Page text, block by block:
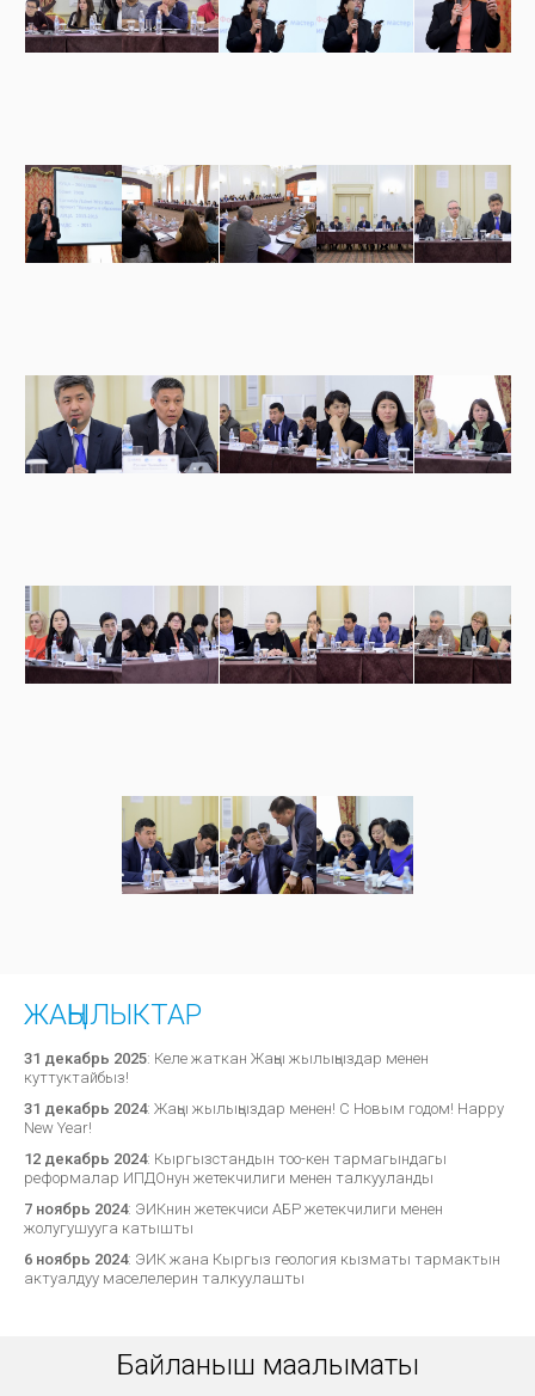
ЖАҢЫЛЫКТАР
31 декабрь 2025: Келе жаткан Жаңы жылыңыздар менен
куттуктайбыз!
31 декабрь 2024: Жаңы жылыңыздар менен! С Новым годом! Happy
New Year!
12 декабрь 2024: Кыргызстандын тоо-кен тармагындагы
реформалар ИПДОнун жетекчилиги менен талкууланды
7 ноябрь 2024: ЭИКнин жетекчиси АБР жетекчилиги менен
жолугушууга катышты
6 ноябрь 2024: ЭИК жана Кыргыз геология кызматы тармактын
актуалдуу маселелерин талкуулашты
Байланыш маалыматы